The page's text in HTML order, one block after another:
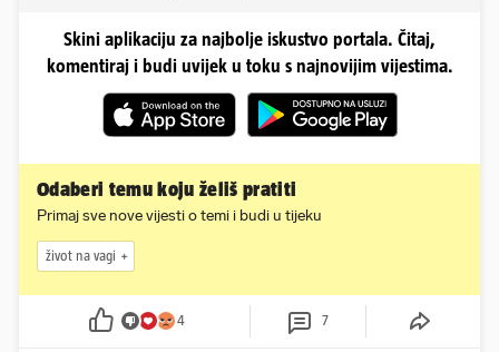
Skini aplikaciju za najbolje iskustvo portala. Čitaj,
komentiraj i budi uvijek u toku s najnovijim vijestima.
Odaberi temu koju želiš pratiti
Primaj sve nove vijesti o temi i budi u tijeku
život na vagi
4 7